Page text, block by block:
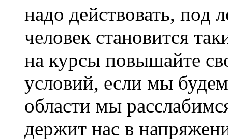
надо действовать, под
человек становится
на курсы повышайте
условий, если мы
области мы
держит нас в